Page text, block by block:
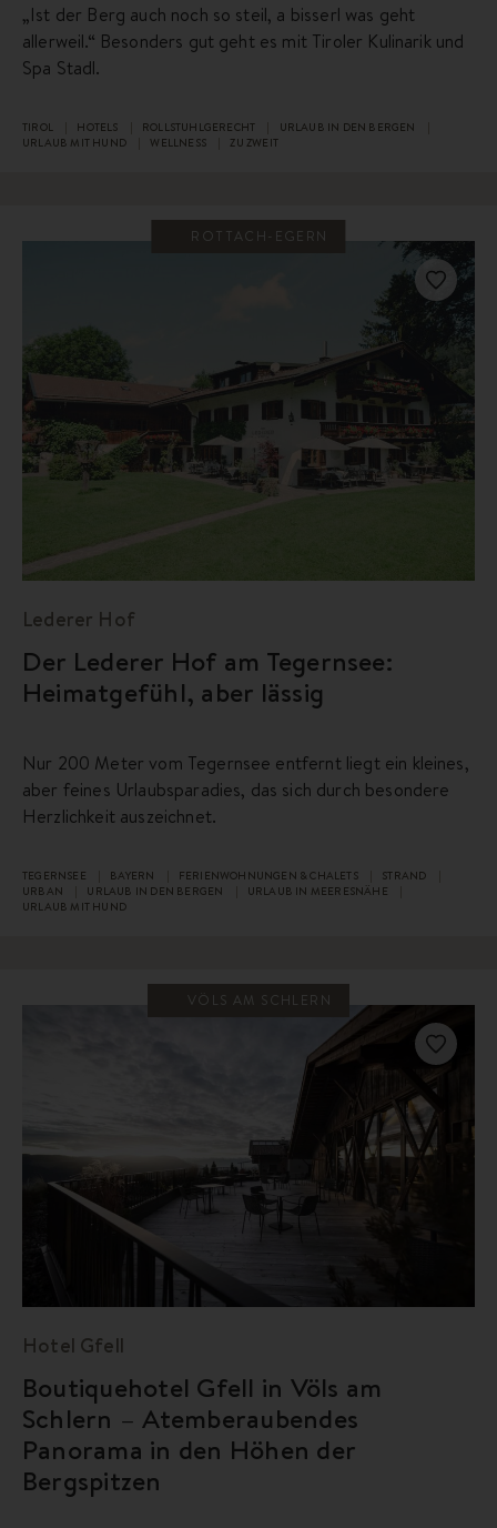
„Ist der Berg auch noch so steil, a bisserl was geht
allerweil.“ Besonders gut geht es mit Tiroler Kulinarik und
Spa Stadl.
TIROL HOTELS ROLLSTUHLGERECHT
URLAUB IN DEN BERGEN
URLAUB MIT HUND
WELLNESS ZU ZWEIT
ROTTACH-EGERN
Lederer Hof
Der Lederer Hof am Tegernsee:
Heimatgefühl, aber lässig
Nur 200 Meter vom Tegernsee entfernt liegt ein kleines,
aber feines Urlaubsparadies, das sich durch besondere
Herzlichkeit auszeichnet.
TEGERNSEE BAYERN FERIENWOHNUNGEN & CHALETS
STRAND
URBAN
URLAUB IN DEN BERGEN
URLAUB IN MEERESNÄHE
URLAUB MIT HUND
VÖLS AM SCHLERN
Hotel Gfell
Boutiquehotel Gfell in Völs am
Schlern – Atemberaubendes
Panorama in den Höhen der
Bergspitzen